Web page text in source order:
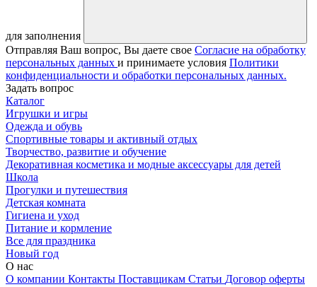
для заполнения
Отправляя Ваш вопрос, Вы даете свое Согласие на обработку
персональных данных и принимаете условия Политики
конфиденциальности и обработки персональных данных.
Задать вопрос
Каталог
Игрушки и игры
Одежда и обувь
Спортивные товары и активный отдых
Творчество, развитие и обучение
Декоративная косметика и модные аксессуары для детей
Школа
Прогулки и путешествия
Детская комната
Гигиена и уход
Питание и кормление
Все для праздника
Новый год
О нас
О компании Контакты Поставщикам Статьи Договор оферты